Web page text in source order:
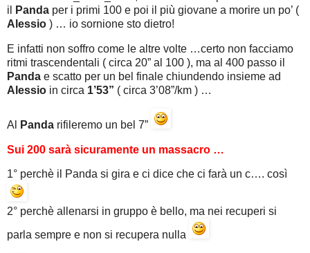
il
Panda per i primi 100 e poi il più giovane a morire un po’ (
Alessio ) … io sornione sto dietro!
E infatti non soffro come le altre volte …certo non facciamo
ritmi trascendentali ( circa 20” al 100 ), ma al 400 passo il
Panda e scatto per un bel finale chiundendo insieme ad
Alessio in circa 1’53” ( circa 3’08”/km ) …
Al Panda rifileremo un bel 7”
Sui 200 sarà sicuramente un massacro …
1° perchè il Panda si gira e ci dice che ci farà un c…. così
2° perchè allenarsi in gruppo è bello, ma nei recuperi si
parla sempre e non si recupera nulla